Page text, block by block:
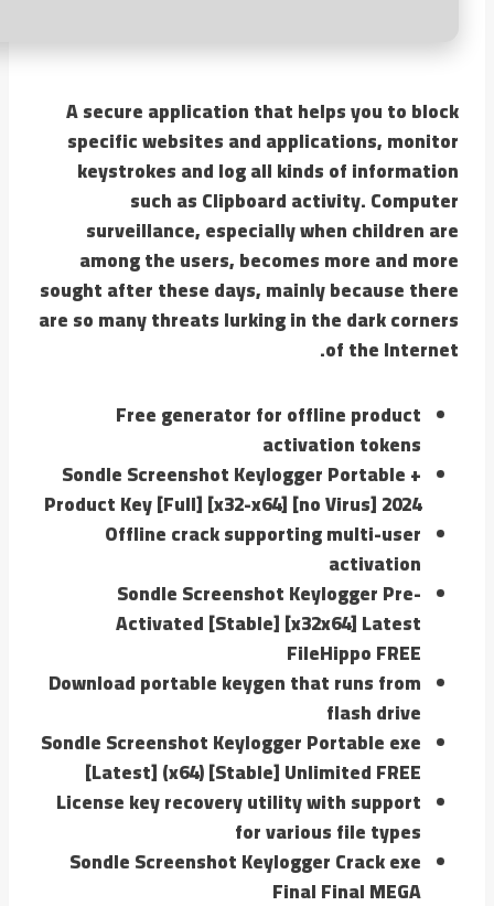
A secure application that helps you to block
specific websites and applications, monitor
keystrokes and log all kinds of information
such as Clipboard activity. Computer
surveillance, especially when children are
among the users, becomes more and more
sought after these days, mainly because there
are so many threats lurking in the dark corners
of the Internet.
Free generator for offline product
activation tokens
Sondle Screenshot Keylogger Portable +
Product Key [Full] [x32-x64] [no Virus] 2024
Offline crack supporting multi-user
activation
Sondle Screenshot Keylogger Pre-
Activated [Stable] [x32x64] Latest
FileHippo FREE
Download portable keygen that runs from
flash drive
Sondle Screenshot Keylogger Portable exe
[Latest] (x64) [Stable] Unlimited FREE
License key recovery utility with support
for various file types
Sondle Screenshot Keylogger Crack exe
Final Final MEGA